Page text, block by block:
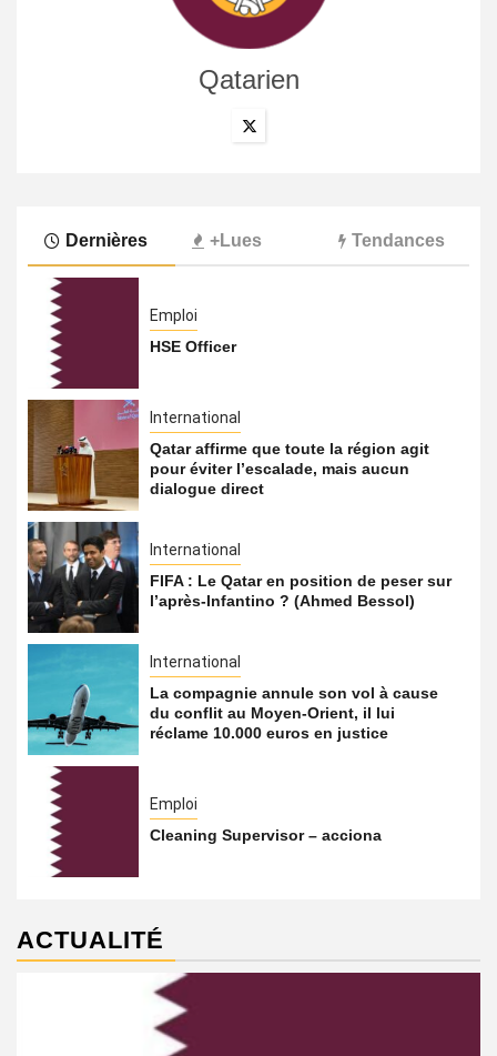
Qatarien
Dernières +Lues Tendances
Emploi
HSE Officer
International
Qatar affirme que toute la région agit
pour éviter l’escalade, mais aucun
dialogue direct
International
FIFA : Le Qatar en position de peser sur
l’après-Infantino ? (Ahmed Bessol)
International
La compagnie annule son vol à cause
du conflit au Moyen-Orient, il lui
réclame 10.000 euros en justice
Emploi
Cleaning Supervisor – acciona
ACTUALITÉ